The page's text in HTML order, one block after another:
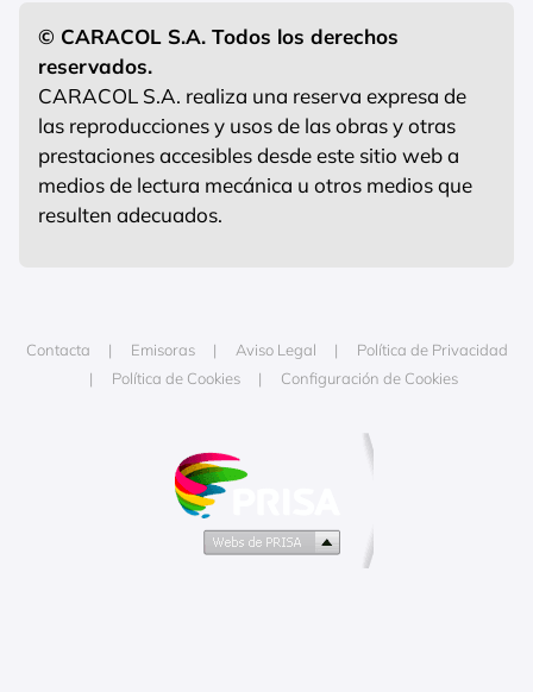
© CARACOL S.A. Todos los derechos
reservados.
CARACOL S.A. realiza una reserva expresa de
las reproducciones y usos de las obras y otras
prestaciones accesibles desde este sitio web a
medios de lectura mecánica u otros medios que
resulten adecuados.
Contacta Emisoras Aviso Legal
Política de Privacidad
Política de Cookies
Configuración de Cookies